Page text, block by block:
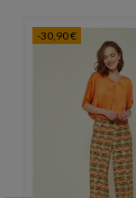
-30,90 €